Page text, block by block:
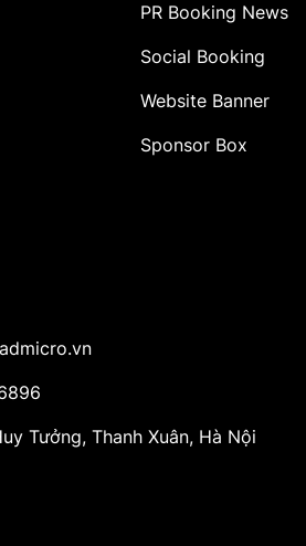
PR Booking News
Social Booking
Website Banner
Sponsor Box
Tưởng, Thanh Xuân, Hà Nội